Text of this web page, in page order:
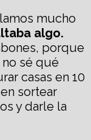
mucho
algo.
porque
sé qué
casas en 10
sortear
y darle la